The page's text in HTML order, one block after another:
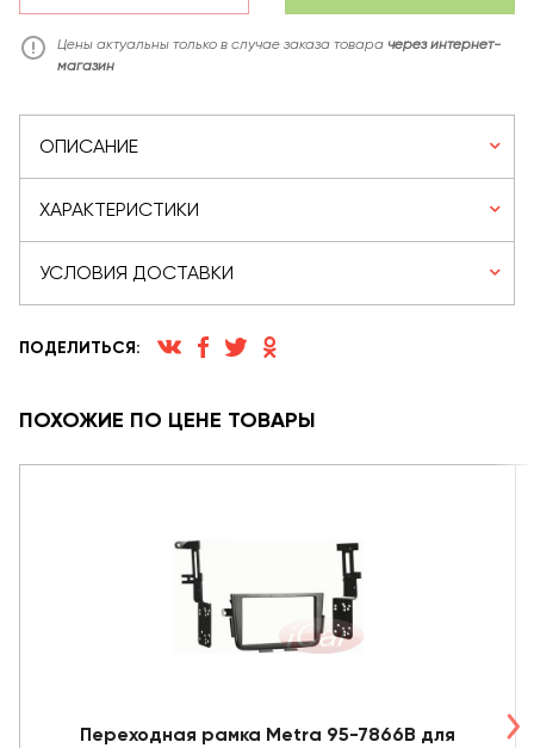
Цены актуальны только в случае заказа товара через интернет-
магазин
ОПИСАНИЕ
ХАРАКТЕРИСТИКИ
УСЛОВИЯ ДОСТАВКИ
ПОДЕЛИТЬСЯ:
ПОХОЖИЕ ПО ЦЕНЕ ТОВАРЫ
Переходная рамка Metra 95-7866B для